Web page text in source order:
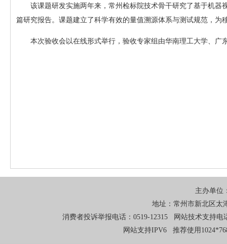
该课题研发实施两年来，常州检标院技术骨干研究了基于机
篇研究报告。课题建立了科学有效的量值溯源体系与测试规范，
本次验收会以在线形式举行，验收专家组由华南理工大学、
主办单位
地址：常州市新北区
消费者投诉举报电话：0519-12315 网站技术支持电
网站支持IPV6 推荐使用